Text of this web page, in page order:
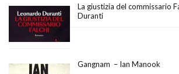
La giustizia del commissario
Duranti
Gangnam – Ian Manook